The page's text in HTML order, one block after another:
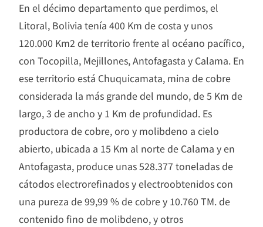
En el décimo departamento que perdimos, el
Litoral, Bolivia tenía 400 Km de costa y unos
120.000 Km2 de territorio frente al océano pacífico,
con Tocopilla, Mejillones, Antofagasta y Calama. En
ese territorio está Chuquicamata, mina de cobre
considerada la más grande del mundo, de 5 Km de
largo, 3 de ancho y 1 Km de profundidad. Es
productora de cobre, oro y molibdeno a cielo
abierto, ubicada a 15 Km al norte de Calama y en
Antofagasta, produce unas 528.377 toneladas de
cátodos electrorefinados y electroobtenidos con
una pureza de 99,99 % de cobre y 10.760 TM. de
contenido fino de molibdeno, y otros